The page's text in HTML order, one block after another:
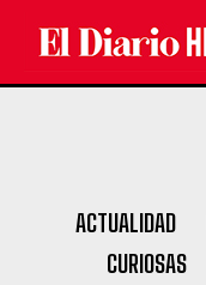
ACTUALIDAD
CURIOSAS